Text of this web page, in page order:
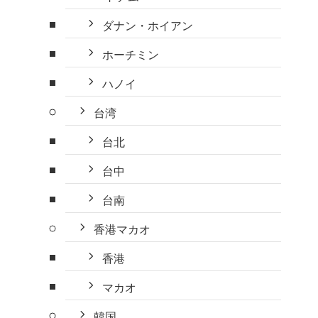
ダナン・ホイアン
ホーチミン
ハノイ
台湾
台北
台中
台南
香港マカオ
香港
マカオ